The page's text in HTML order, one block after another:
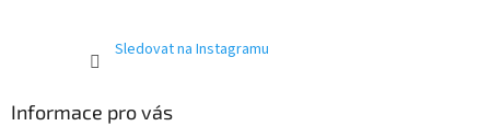
Sledovat na Instagramu
Informace pro vás